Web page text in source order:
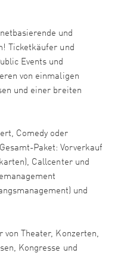
und
Ticketkäufer und
Events und
von einmaligen
und einer breiten
Comedy oder
Paket: Vorverkauf
Callcenter und
und
von Theater, Konzerten,
Kongresse und